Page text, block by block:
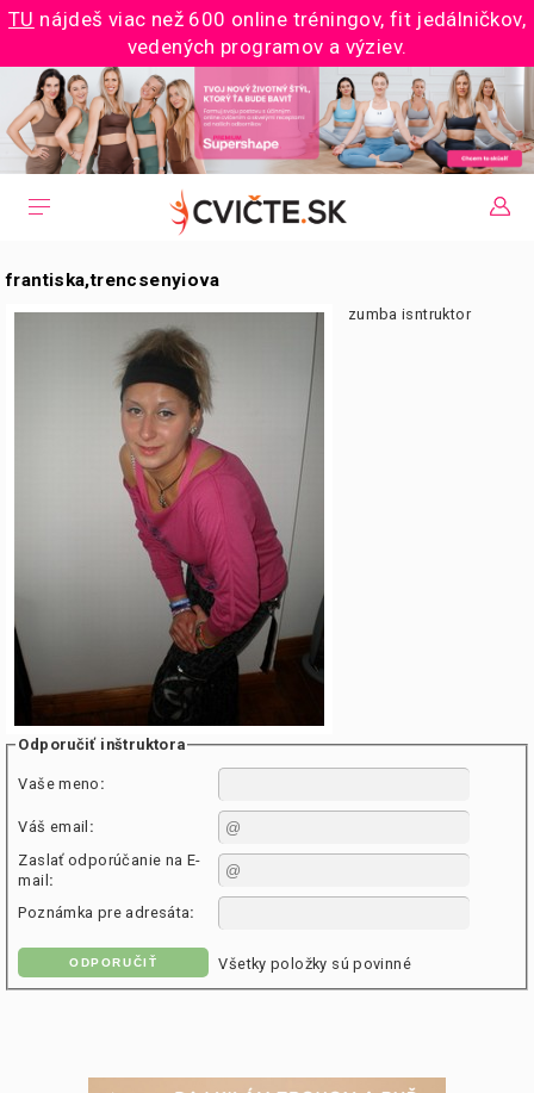
TU nájdeš viac než 600 online tréningov, fit jedálničkov,
vedených programov a výziev.
frantiska,trencsenyiova
zumba isntruktor
Odporučiť inštruktora
Vaše meno :
Váš email :
Zaslať odporúčanie na E-
mail :
Poznámka pre adresáta:
Všetky položky sú povinné